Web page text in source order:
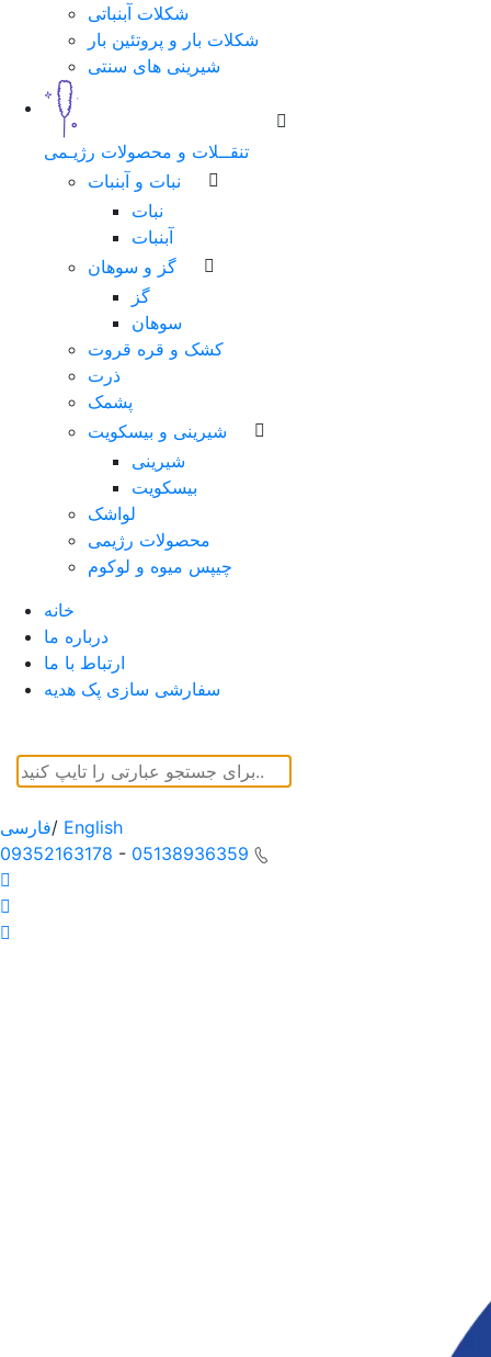
شکلات آبنباتی
شکلات بار و پروتئین بار
شیرینی های سنتی
تنقــلات و محصولات رژیـمی
نبات و آبنبات
نبات
آبنبات
گز و سوهان
گز
سوهان
کشک و قره قروت
ذرت
پشمک
شیرینی و بیسکویت
شیرینی
بیسکویت
لواشک
محصولات رژیمی
چیپس میوه و لوکوم
خانه
درباره ما
ارتباط با ما
سفارشی سازی پک هدیه
فارسی/ English
09352163178 - 05138936359